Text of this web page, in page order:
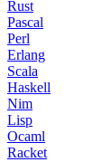
Rust
Pascal
Perl
Erlang
Scala
Haskell
Nim
Lisp
Ocaml
Racket